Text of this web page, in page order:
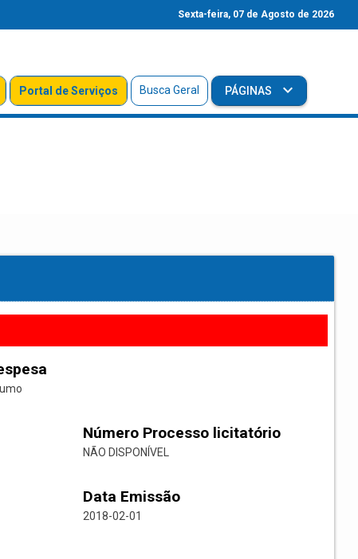
Sexta-feira, 07 de Agosto de 2026
Portal de Serviços Busca Geral PÁGINAS
Número Processo licitatório
NÃO DISPONÍVEL
Data Emissão
2018-02-01